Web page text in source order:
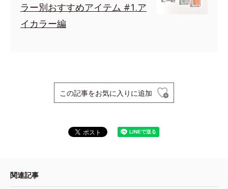
ラー別おすすめアイテム #1.ア
イカラー編
この記事をお気に入りに追加
関連記事